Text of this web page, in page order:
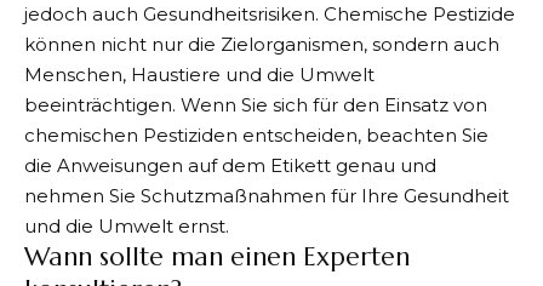
jedoch auch Gesundheitsrisiken. Chemische Pestizide
können nicht nur die Zielorganismen, sondern auch
Menschen, Haustiere und die Umwelt
beeinträchtigen. Wenn Sie sich für den Einsatz von
chemischen Pestiziden entscheiden, beachten Sie
die Anweisungen auf dem Etikett genau und
nehmen Sie Schutzmaßnahmen für Ihre Gesundheit
und die Umwelt ernst.
Wann sollte man einen Experten